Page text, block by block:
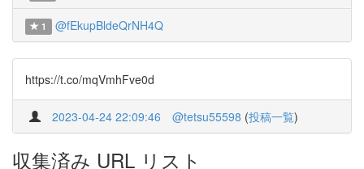
1 @fEkupBldeQrNH4Q
https://t.co/mqVmhFve0d
2023-04-24 22:09:46 @tetsu55598 (投稿一覧)
収集済み URL リスト